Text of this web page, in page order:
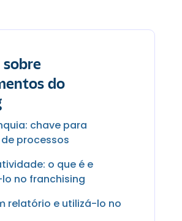
sobre
do
chave para
processos
o que é e
no franchising
relatório e utilizá-lo no